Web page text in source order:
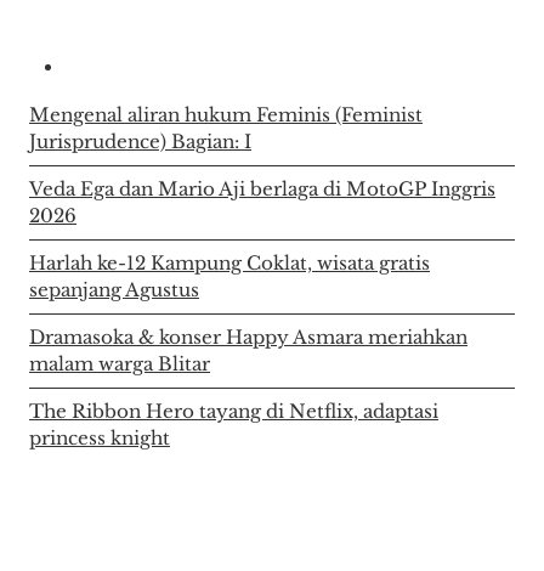
Mengenal aliran hukum Feminis (Feminist
Jurisprudence) Bagian: I
Veda Ega dan Mario Aji berlaga di MotoGP Inggris
2026
Harlah ke-12 Kampung Coklat, wisata gratis
sepanjang Agustus
Dramasoka & konser Happy Asmara meriahkan
malam warga Blitar
The Ribbon Hero tayang di Netflix, adaptasi
princess knight